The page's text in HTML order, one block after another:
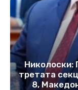
Николоски:
третата
8,